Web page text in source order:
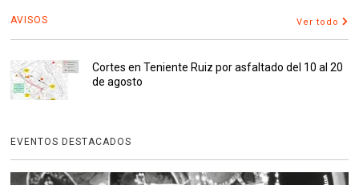
AVISOS Ver todo
Cortes en Teniente Ruiz por asfaltado del 10 al 20
de agosto
EVENTOS DESTACADOS